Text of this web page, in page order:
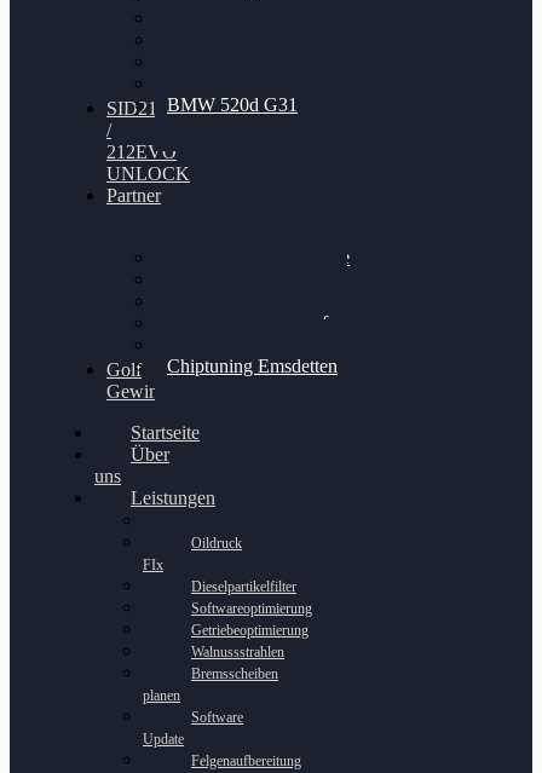
BMW 520d G31
SID212
/
212EVO
UNLOCK
Partner
Bilgenroth Performance
Chiptuning Schüttorf
Chiptuning Emsdetten
Golf
Gewinnspiel
Startseite
Über
uns
Leistungen
Oildruck
FIx
Dieselpartikelfilter
Softwareoptimierung
Getriebeoptimierung
Walnussstrahlen
Bremsscheiben
planen
Software
Update
Felgenaufbereitung